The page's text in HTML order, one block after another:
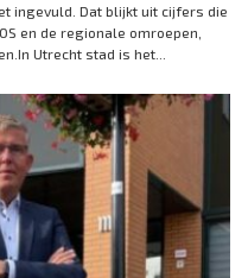
ingevuld. Dat blijkt uit cijfers die
en de regionale omroepen,
Utrecht stad is het...